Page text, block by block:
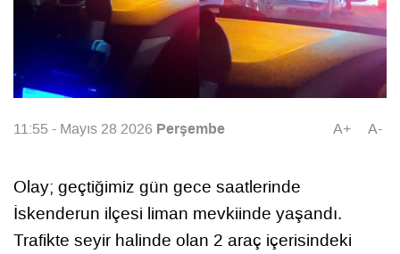
11:55 - Mayıs 28 2026 Perşembe A+ A-
Olay; geçtiğimiz gün gece saatlerinde
İskenderun ilçesi liman mevkiinde yaşandı.
Trafikte seyir halinde olan 2 araç içerisindeki